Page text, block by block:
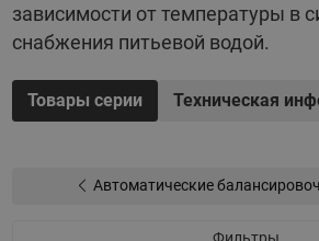
системах питьевого водоснабжения.
зависимости от температуры в
снабжения питьевой водой.
Товары серии Техническая
Автоматические
Фильтры